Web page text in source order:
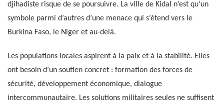
djihadiste risque de se poursuivre. La ville de Kidal n’est qu’un
symbole parmi d’autres d’une menace qui s’étend vers le
Burkina Faso, le Niger et au-delà.
Les populations locales aspirent à la paix et à la stabilité. Elles
ont besoin d’un soutien concret : formation des forces de
sécurité, développement économique, dialogue
intercommunautaire. Les solutions militaires seules ne suffisent